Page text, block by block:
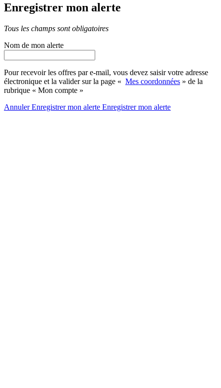
Enregistrer mon alerte
Tous les champs sont obligatoires
Nom de mon alerte
Pour recevoir les offres par e-mail, vous devez saisir votre adresse
électronique et la valider sur la page « Mes coordonnées » de la
rubrique « Mon compte »
AnnulerEnregistrer mon alerte Enregistrermon alerte